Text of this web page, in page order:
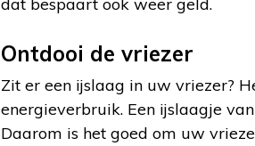
Ontdooi de vriezer
Zit er een ijslaag in uw vriezer?
energieverbruik. Een ijslaagje
Daarom is het goed om uw